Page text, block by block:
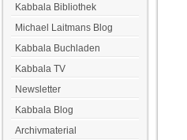
Kabbala Bibliothek
Michael Laitmans Blog
Kabbala Buchladen
Kabbala TV
Newsletter
Kabbala Blog
Archivmaterial